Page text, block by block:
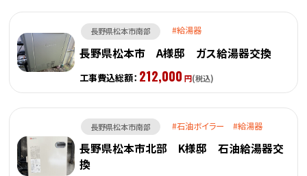
長野県松本市南部 給湯器
長野県松本市 A様邸 ガス給湯器交換
工事費込総額： 212,000 円(税込)
長野県松本市南部 石油ボイラー 給湯器
長野県松本市北部 K様邸 石油給湯器交
換